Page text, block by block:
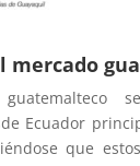
mercado
Ecuador
que